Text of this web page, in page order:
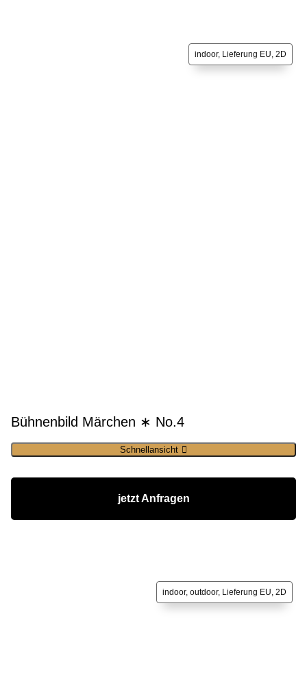
indoor, Lieferung EU, 2D
Bühnenbild Märchen ∗ No.4
Schnellansicht
jetzt Anfragen
indoor, outdoor, Lieferung EU, 2D